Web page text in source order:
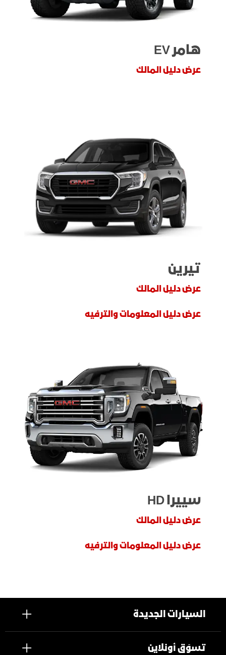
هامر EV
عرض دليل المالك
تيرين
عرض دليل المالك
عرض دليل المعلومات والترفيه
سييرا HD
عرض دليل المالك
عرض دليل المعلومات والترفيه
السيارات الجديدة
تسوَق أونلاين